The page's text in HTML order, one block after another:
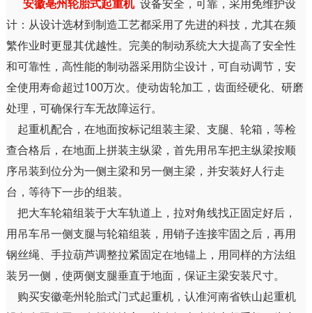
安徽亳州轮胎式起重机 设备安全，可靠，采用免维护设
计：从设计选材到制造工艺都采用了先进的科技，尤其在频
繁作业时更显其优越性。完美的制动系统大大提高了安全性
和可靠性，高性能的制动器采用防尘设计，可自动调节，安
全使用寿命超过100万次。使动齿轮加工，齿面经硬化、研磨
处理，可确保行车无故障运行。
起重机配合，在地面按标记组装主梁、支腿、轮箱，等检
查合格后，在地面上拼装主纵梁，首先用吊车把主纵梁按顺
序吊装到位分为一侧主梁和另一侧主梁，并安装好人行走
台，等待下一步的组装。
把大车轮箱组装于大车轨道上，拉对角线找正固定好后，
用吊车吊一侧支腿与轮箱组装，用销子连接牢固之后，再用
钢丝绳、手拉葫芦调整拉紧固定在地锚上，用同样的方法组
装另一侧，使两侧支腿垂直于地面，保证主梁安装尺寸。
购买安徽亳州轮胎式门式起重机，认准河南省铁山起重机